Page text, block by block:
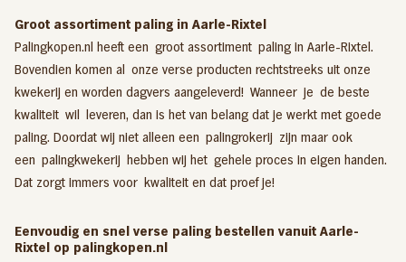
Groot assortiment paling in Aarle-Rixtel
Palingkopen.nl heeft een groot assortiment paling in Aarle-Rixtel.
Bovendien komen al onze verse producten rechtstreeks uit onze
kwekerij en worden dagvers aangeleverd! Wanneer je de beste
kwaliteit wil leveren, dan is het van belang dat je werkt met goede
paling. Doordat wij niet alleen een palingrokerij zijn maar ook
een palingkwekerij hebben wij het gehele proces in eigen handen.
Dat zorgt immers voor kwaliteit en dat proef je!
Eenvoudig en snel verse paling bestellen vanuit Aarle-
Rixtel op palingkopen.nl